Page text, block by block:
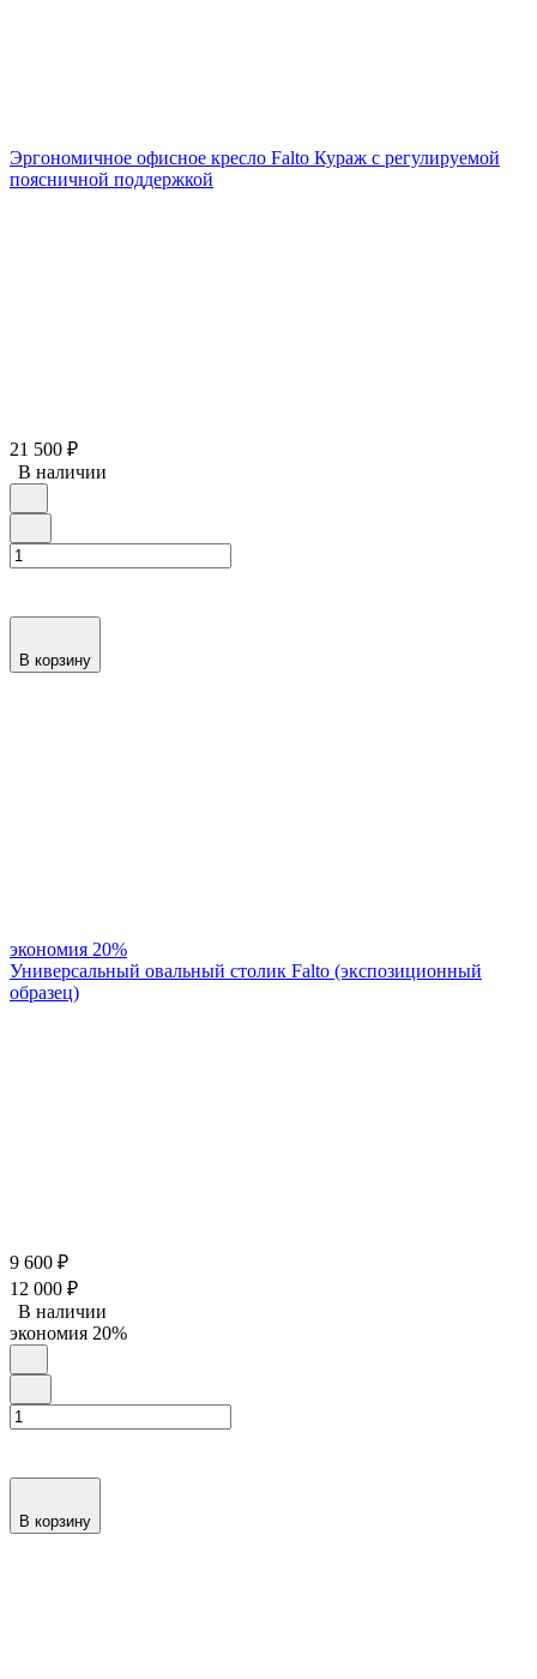
Эргономичное офисное кресло Falto Кураж с регулируемой
поясничной поддержкой
21 500 ₽
В наличии
В корзину
экономия 20%
Универсальный овальный столик Falto (экспозиционный
образец)
9 600 ₽
12 000 ₽
В наличии
экономия 20%
В корзину